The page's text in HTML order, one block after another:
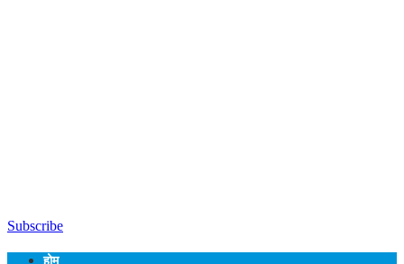
Subscribe
होम